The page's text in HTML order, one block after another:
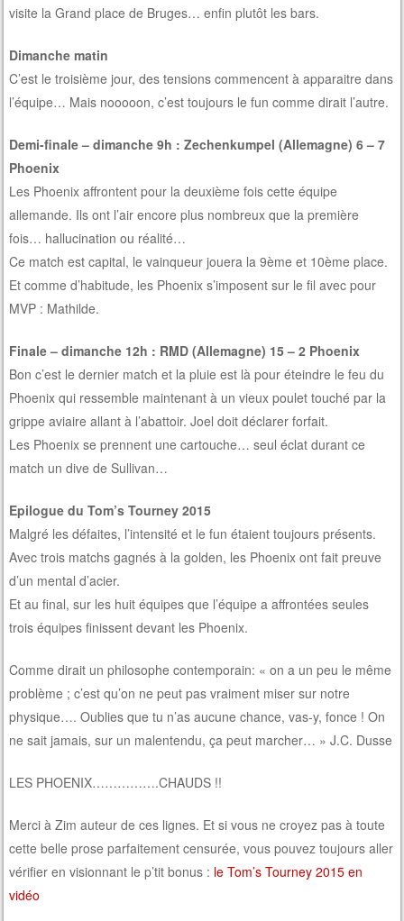
visite la Grand place de Bruges… enfin plutôt les bars.
Dimanche matin
C’est le troisième jour, des tensions commencent à apparaitre dans
l’équipe… Mais nooooon, c’est toujours le fun comme dirait l’autre.
Demi-finale – dimanche 9h : Zechenkumpel (Allemagne) 6 – 7
Phoenix
Les Phoenix affrontent pour la deuxième fois cette équipe
allemande. Ils ont l’air encore plus nombreux que la première
fois… hallucination ou réalité…
Ce match est capital, le vainqueur jouera la 9ème et 10ème place.
Et comme d’habitude, les Phoenix s’imposent sur le fil avec pour
MVP : Mathilde.
Finale – dimanche 12h : RMD (Allemagne) 15 – 2 Phoenix
Bon c’est le dernier match et la pluie est là pour éteindre le feu du
Phoenix qui ressemble maintenant à un vieux poulet touché par la
grippe aviaire allant à l’abattoir. Joel doit déclarer forfait.
Les Phoenix se prennent une cartouche… seul éclat durant ce
match un dive de Sullivan…
Epilogue du Tom’s Tourney 2015
Malgré les défaites, l’intensité et le fun étaient toujours présents.
Avec trois matchs gagnés à la golden, les Phoenix ont fait preuve
d’un mental d’acier.
Et au final, sur les huit équipes que l’équipe a affrontées seules
trois équipes finissent devant les Phoenix.
Comme dirait un philosophe contemporain: « on a un peu le même
problème ; c’est qu’on ne peut pas vraiment miser sur notre
physique…. Oublies que tu n’as aucune chance, vas-y, fonce ! On
ne sait jamais, sur un malentendu, ça peut marcher… » J.C. Dusse
LES PHOENIX…………….CHAUDS !!
Merci à Zim auteur de ces lignes. Et si vous ne croyez pas à toute
cette belle prose parfaitement censurée, vous pouvez toujours aller
vérifier en visionnant le p’tit bonus : le Tom’s Tourney 2015 en
vidéo